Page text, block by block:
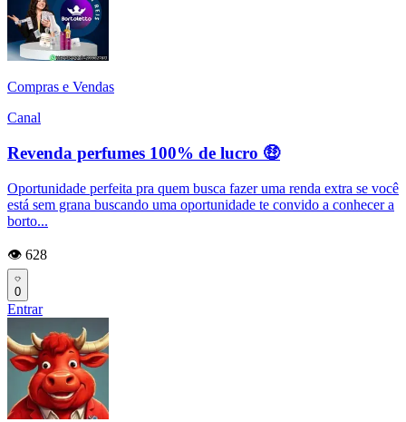
Compras e Vendas
Canal
Revenda perfumes 100% de lucro 🤑
Oportunidade perfeita pra quem busca fazer uma renda extra se você
está sem grana buscando uma oportunidade te convido a conhecer a
borto...
👁️ 628
0
Entrar